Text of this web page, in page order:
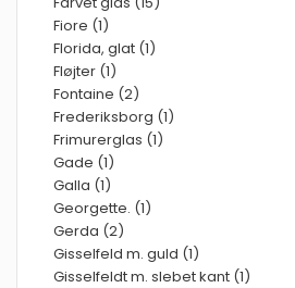
Fiore (1)
Florida, glat (1)
Fløjter (1)
Fontaine (2)
Frederiksborg (1)
Frimurerglas (1)
Gade (1)
Galla (1)
Georgette. (1)
Gerda (2)
Gisselfeld m. guld (1)
Gisselfeldt m. slebet kant (1)